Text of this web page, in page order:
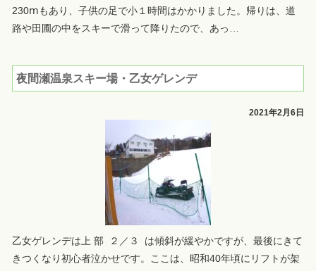
230ⅿもあり、子供の足で小１時間はかかりました。帰りは、道
路や田圃の中をスキーで滑って降りたので、あっ …
夜間瀬温泉スキー場・乙女ゲレンデ
2021年2月6日
乙女ゲレンデは上 部 ２／３ は傾斜が緩やかですが、最後にきて
きつくなり初心者泣かせです。ここは、昭和40年頃にリフトが架